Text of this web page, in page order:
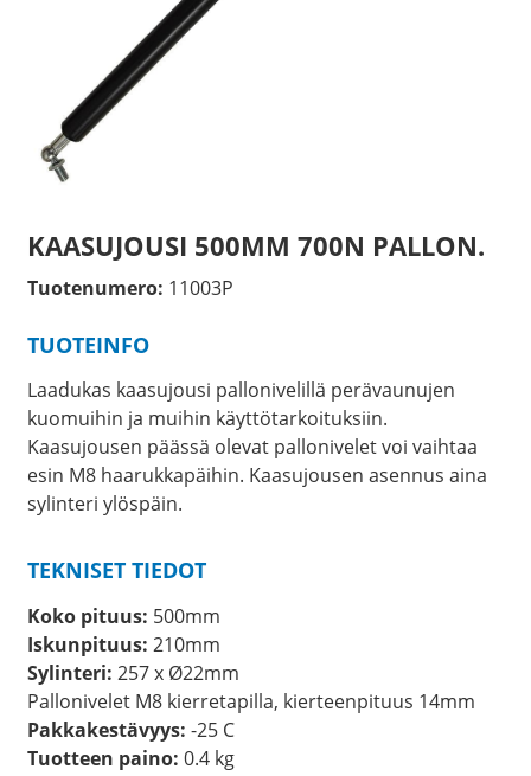
KAASUJOUSI 500MM 700N PALLON.
Tuotenumero: 11003P
TUOTEINFO
Laadukas kaasujousi pallonivelillä perävaunujen
kuomuihin ja muihin käyttötarkoituksiin.
Kaasujousen päässä olevat pallonivelet voi vaihtaa
esin M8 haarukkapäihin. Kaasujousen asennus aina
sylinteri ylöspäin.
TEKNISET TIEDOT
Koko pituus: 500mm
Iskunpituus: 210mm
Sylinteri: 257 x Ø22mm
Pallonivelet M8 kierretapilla, kierteenpituus 14mm
Pakkakestävyys: -25 C
Tuotteen paino: 0.4 kg